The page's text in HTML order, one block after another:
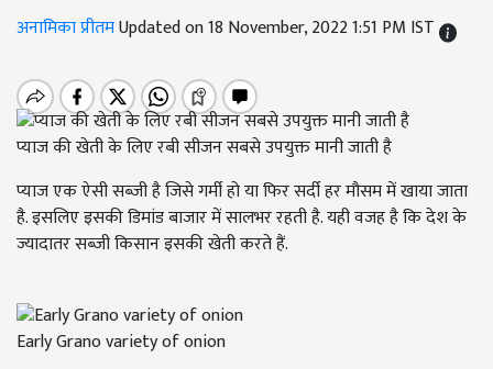
अनामिका प्रीतमUpdated on 18 November, 2022 1:51 PM IST
प्याज की खेती के लिए रबी सीजन सबसे उपयुक्त मानी जाती है
प्याज एक ऐसी सब्जी है जिसे गर्मी हो या फिर सर्दी हर मौसम में खाया जाता
है. इसलिए इसकी डिमांड बाजार में सालभर रहती है. यही वजह है कि देश के
ज्यादातर सब्जी किसान इसकी खेती करते हैं.
Early Grano variety of onion